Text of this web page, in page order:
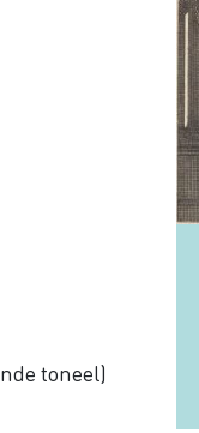
toneel)